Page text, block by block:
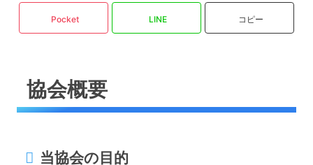
Pocket LINE コピー
協会概要
当協会の目的